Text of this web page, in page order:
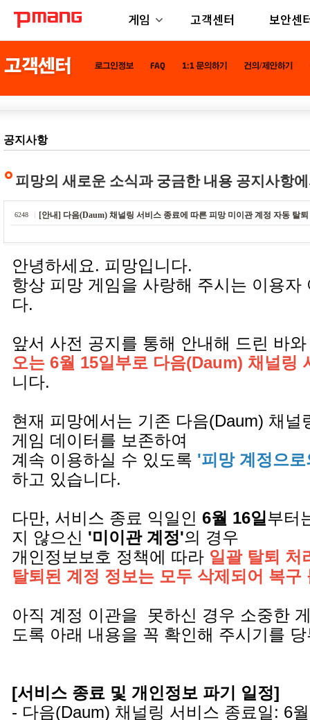
게임 고객센터 보안센
공지사항
피망의 새로운 소식과 궁금한 내용 공지사항
6248 [안내] 다음(Daum) 채널링 서비스 종료에 따른 피망 미이관 계정 자동 탈
안녕하세요. 피망입니다.
항상 피망 게임을 사랑해 주시는 이용자
다.
앞서 사전 공지를 통해 안내해 드린 바
오는 6월 15일부로 다음(Daum) 채널링
니다.
현재 피망에서는 기존 다음(Daum) 채널
게임 데이터를 보존하여
계속 이용하실 수 있도록 '피망 계정으
하고 있습니다.
다만, 서비스 종료 익일인 6월 16일 부터
지 않으신 '미이관 계정'의 경우
개인정보보호 정책에 따라 일괄 탈퇴 처
탈퇴된 계정 정보는 모두 삭제되어 복구
아직 계정 이관을 못하신 경우 소중한
도록 아래 내용을 꼭 확인해 주시기를
[서비스 종료 및 개인정보 파기 일정]
- 다음(Daum) 채널링 서비스 종료일: 6